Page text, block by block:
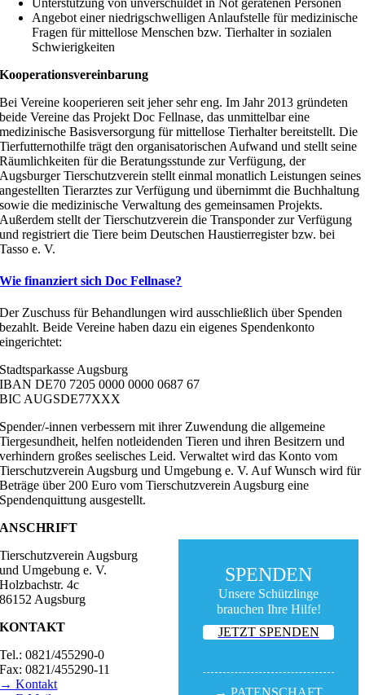
Angebot einer niedrigschwelligen Anlaufstelle für medizinische
Fragen für mittellose Menschen bzw. Tierhalter in sozialen
Schwierigkeiten
Kooperationsvereinbarung
Bei Vereine kooperieren seit jeher sehr eng. Im Jahr 2013 gründeten
beide Vereine das Projekt Doc Fellnase, das unmittelbar eine
medizinische Basisversorgung für mittellose Tierhalter bereitstellt. Die
Tierfutternothilfe trägt den organisatorischen Aufwand und stellt seine
Räumlichkeiten für die Beratungsstunde zur Verfügung, der
Augsburger Tierschutzverein stellt einmal monatlich Leistungen seines
angestellten Tierarztes zur Verfügung und übernimmt die Buchhaltung
sowie die medizinische Verwaltung des gemeinsamen Projekts.
Außerdem stellt der Tierschutzverein die Transponder zur Verfügung
und registriert die Tiere beim Deutschen Haustierregister bzw. bei
Tasso e. V.
Wie finanziert sich Doc Fellnase?
Der Zuschuss für Behandlungen wird ausschließlich über Spenden
bezahlt. Beide Vereine haben dazu ein eigenes Spendenkonto
eingerichtet:
Stadtsparkasse Augsburg
IBAN DE70 7205 0000 0000 0687 67
BIC AUGSDE77XXX
Spender/-innen verbessern mit ihrer Zuwendung die allgemeine
Tiergesundheit, helfen notleidenden Tieren und ihren Besitzern und
verhindern großes seelisches Leid. Verwaltet wird das Konto vom
Tierschutzverein Augsburg und Umgebung e. V. Auf Wunsch wird für
Beträge über 200 Euro vom Tierschutzverein Augsburg eine
Spendenquittung ausgestellt.
SPENDEN
Unsere Schützlinge
brauchen Ihre Hilfe!
JETZT SPENDEN
ANSCHRIFT
Tierschutzverein Augsburg
und Umgebung e. V.
Holzbachstr. 4c
86152 Augsburg
KONTAKT
Tel.: 0821/455290-0
Fax: 0821/455290-11
→ Kontakt